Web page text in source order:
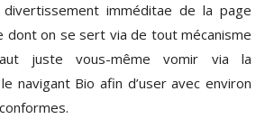
imméditae de la page
dont on se sert via de tout mécanisme
juste vous-même vomir via la
navigant Bio afin d’user avec environ